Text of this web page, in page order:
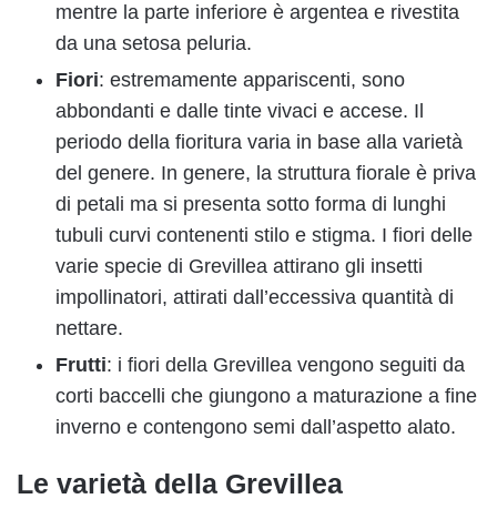
mentre la parte inferiore è argentea e rivestita
da una setosa peluria.
Fiori: estremamente appariscenti, sono
abbondanti e dalle tinte vivaci e accese. Il
periodo della fioritura varia in base alla varietà
del genere. In genere, la struttura fiorale è priva
di petali ma si presenta sotto forma di lunghi
tubuli curvi contenenti stilo e stigma. I fiori delle
varie specie di Grevillea attirano gli insetti
impollinatori, attirati dall’eccessiva quantità di
nettare.
Frutti: i fiori della Grevillea vengono seguiti da
corti baccelli che giungono a maturazione a fine
inverno e contengono semi dall’aspetto alato.
Le varietà della Grevillea